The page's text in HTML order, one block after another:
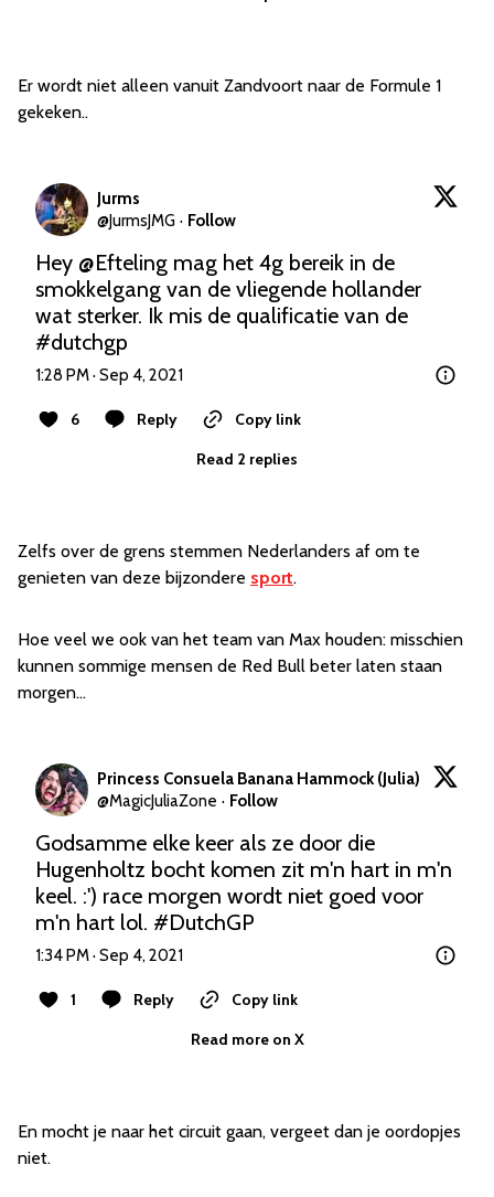
Er wordt niet alleen vanuit Zandvoort naar de Formule 1
gekeken..
Jurms
@JurmsJMG · Follow
Hey @Efteling mag het 4g bereik in de
smokkelgang van de vliegende hollander
#dutchgp
1:28 PM · Sep 4, 2021
6 Reply
Copy link
Read 2 replies
Zelfs over de grens stemmen Nederlanders af om te
genieten van deze bijzondere sport.
Hoe veel we ook van het team van Max houden: misschien
kunnen sommige mensen de Red Bull beter laten staan
morgen...
Princess Consuela Banana Hammock (Julia)
@MagicJuliaZone · Follow
Godsamme elke keer als ze door die
Hugenholtz bocht komen zit m'n hart in m'n
keel. :') race morgen wordt niet goed voor
m'n hart lol. #DutchGP
1:34 PM · Sep 4, 2021
1 Reply
Copy link
Read more on X
En mocht je naar het circuit gaan, vergeet dan je oordopjes
niet.